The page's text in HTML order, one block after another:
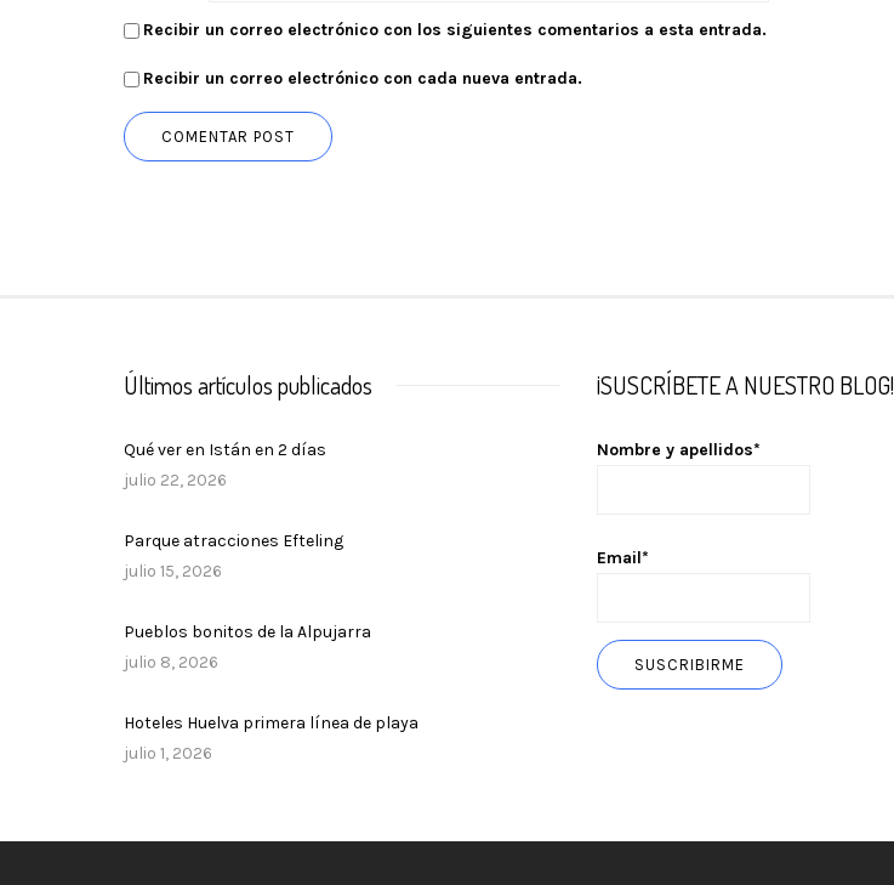
Recibir un correo electrónico con los siguientes comentarios a esta entrada.
Recibir un correo electrónico con cada nueva entrada.
Últimos artículos publicados
Qué ver en Istán en 2 días
julio 22, 2026
Parque atracciones Efteling
julio 15, 2026
Pueblos bonitos de la Alpujarra
julio 8, 2026
Hoteles Huelva primera línea de playa
julio 1, 2026
¡SUSCRÍBETE A NUESTRO BLOG!
Nombre y apellidos*
Email*